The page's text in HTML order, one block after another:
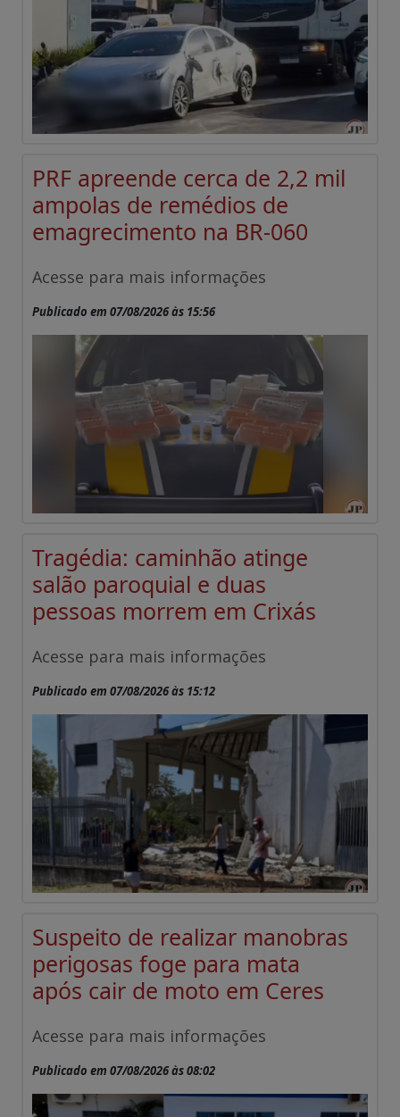
PRF apreende cerca de 2,2 mil
ampolas de remédios de
emagrecimento na BR-060
Acesse para mais informações
Publicado em 07/08/2026 às 15:56
Tragédia: caminhão atinge
salão paroquial e duas
pessoas morrem em Crixás
Acesse para mais informações
Publicado em 07/08/2026 às 15:12
Suspeito de realizar manobras
perigosas foge para mata
após cair de moto em Ceres
Acesse para mais informações
Publicado em 07/08/2026 às 08:02